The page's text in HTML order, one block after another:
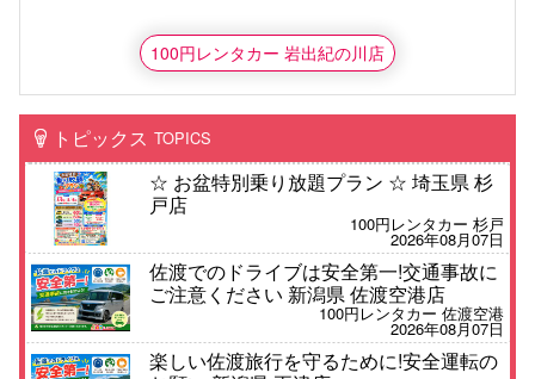
100円レンタカー 岩出紀の川店
トピックス TOPICS
☆ お盆特別乗り放題プラン ☆ 埼玉県 杉
戸店
100円レンタカー 杉戸
2026年08月07日
佐渡でのドライブは安全第一!交通事故に
ご注意ください 新潟県 佐渡空港店
100円レンタカー 佐渡空港
2026年08月07日
楽しい佐渡旅行を守るために!安全運転の